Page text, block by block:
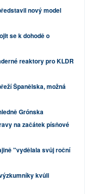
nový model
se k dohodě o
reaktory pro KLDR
Španělska, možná
Grónska
na začátek písňové
"vydělala svůj roční
kvůli